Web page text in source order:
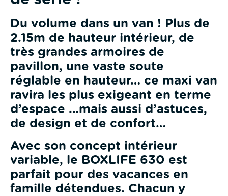
Du volume dans un van ! Plus de
2.15m de hauteur intérieur, de
très grandes armoires de
pavillon, une vaste soute
réglable en hauteur… ce maxi van
ravira les plus exigeant en terme
d’espace …mais aussi d’astuces,
de design et de confort…
Avec son concept intérieur
variable, le BOXLIFE 630 est
parfait pour des vacances en
famille détendues. Chacun y